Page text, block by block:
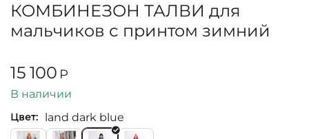
КОМБИНЕЗОН ТАЛВИ для
мальчиков с принтом зимний
15 100 Р
В наличии
Цвет: land dark blue